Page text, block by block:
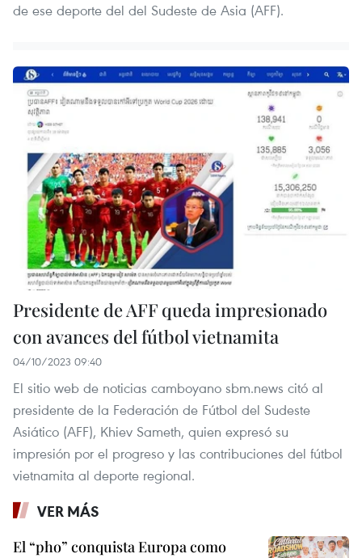
de ese deporte del del Sudeste de Asia (AFF).
Presidente de AFF queda impresionado
con avances del fútbol vietnamita
04/10/2023 09:40
El sitio web de noticias camboyano sbm.news citó al
presidente de la Federación de Fútbol del Sudeste
Asiático (AFF), Khiev Sameth, quien expresó su
impresión por el progreso y las contribuciones del fútbol
vietnamita al deporte regional.
VER MÁS
El “pho” conquista Europa como